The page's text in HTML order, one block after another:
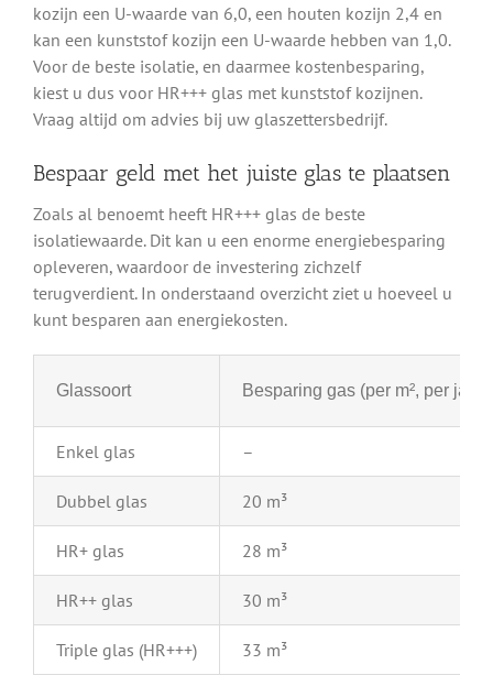
kozijn een U-waarde van 6,0, een houten kozijn 2,4 en
kan een kunststof kozijn een U-waarde hebben van 1,0.
Voor de beste isolatie, en daarmee kostenbesparing,
kiest u dus voor HR+++ glas met kunststof kozijnen.
Vraag altijd om advies bij uw glaszettersbedrijf.
Bespaar geld met het juiste glas te plaatsen
Zoals al benoemt heeft HR+++ glas de beste
isolatiewaarde. Dit kan u een enorme energiebesparing
opleveren, waardoor de investering zichzelf
terugverdient. In onderstaand overzicht ziet u hoeveel u
kunt besparen aan energiekosten.
Glassoort Besparing gas (per m², per jaar)
Enkel glas –
Dubbel glas 20 m³
HR+ glas 28 m³
HR++ glas 30 m³
Triple glas (HR+++) 33 m³